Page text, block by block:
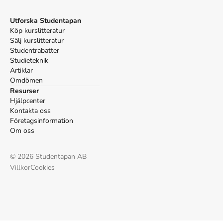
Utforska Studentapan
Köp kurslitteratur
Sälj kurslitteratur
Studentrabatter
Studieteknik
Artiklar
Omdömen
Resurser
Hjälpcenter
Kontakta oss
Företagsinformation
Om oss
© 2026 Studentapan AB
VillkorCookies